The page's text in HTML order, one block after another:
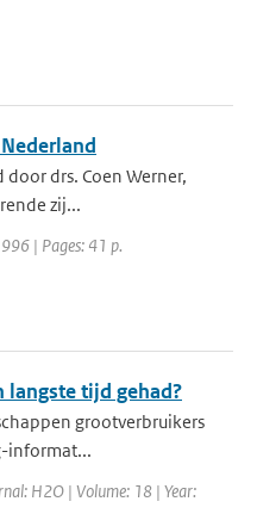
drs. Coen Werner,
zij...
| Pages: 41 p.
langste tijd gehad?
grootverbruikers
informat...
H2O | Volume: 18 | Year: